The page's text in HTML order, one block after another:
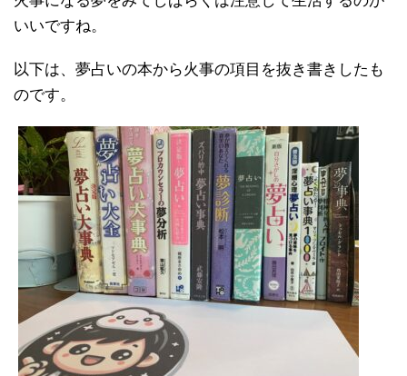
いいですね。
以下は、夢占いの本から火事の項目を抜き書きしたも
のです。